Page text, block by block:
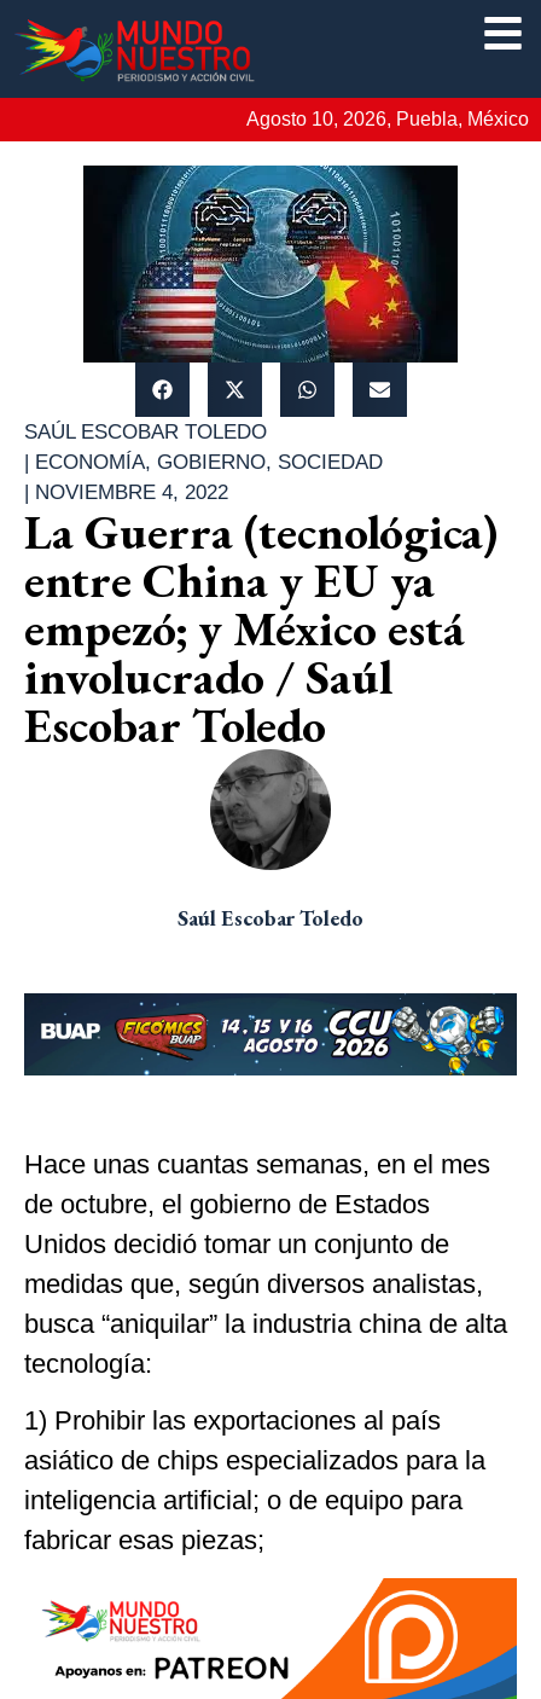
Agosto 10, 2026, Puebla, México
SAÚL ESCOBAR TOLEDO
| ECONOMÍA, GOBIERNO, SOCIEDAD
| NOVIEMBRE 4, 2022
La Guerra (tecnológica)
entre China y EU ya
empezó; y México está
involucrado / Saúl
Escobar Toledo
Saúl Escobar Toledo
Hace unas cuantas semanas, en el mes
de octubre, el gobierno de Estados
Unidos decidió tomar un conjunto de
medidas que, según diversos analistas,
busca “aniquilar” la industria china de alta
tecnología:
1) Prohibir las exportaciones al país
asiático de chips especializados para la
inteligencia artificial; o de equipo para
fabricar esas piezas;